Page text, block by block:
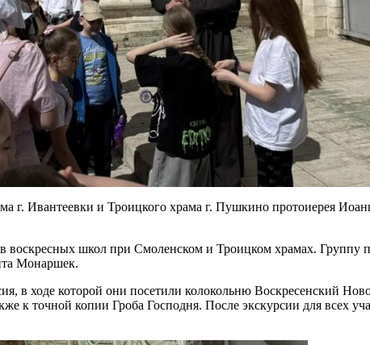
г. Ивантеевки и Троицкого храма г. Пушкино протоиерея
воскресных школ при Смоленском и Троицком храмах.
Монаршек.
в ходе которой они посетили колокольню Воскресенский
к точной копии Гроба Господня. После экскурсии для всех